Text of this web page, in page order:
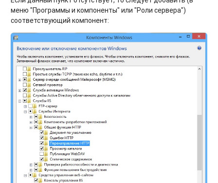
меню "Программы и компоненты" или "Роли сервера")
соответствующий компонент: